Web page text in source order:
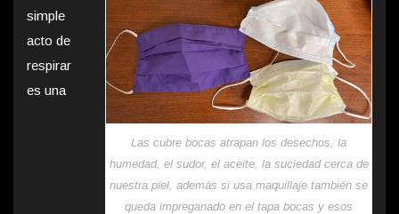
Las cubre bocas atrapan los desechos, la
humedad, el sudor, el aceite, la suciedad cerca de
nuestra piel, además si usa maquillaje también se
queda impreganado en el tapa bocas y esos
simple
acto de
respirar
es una